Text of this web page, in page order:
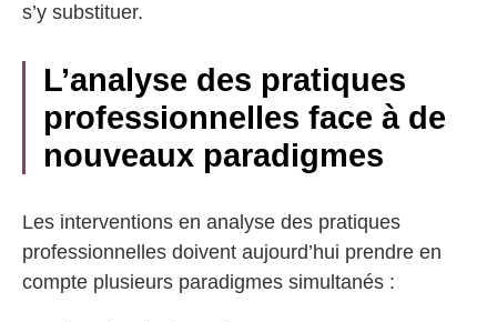
s’y substituer.
L’analyse des pratiques
professionnelles face à de
nouveaux paradigmes
Les interventions en analyse des pratiques
professionnelles doivent aujourd’hui prendre en
compte plusieurs paradigmes simultanés :